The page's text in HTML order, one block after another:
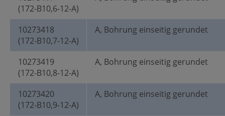
(172-B10,6-12-A)
10273418
(172-B10,7-12-A)
A, Bohrung einseitig gerundet
10273419
(172-B10,8-12-A)
A, Bohrung einseitig gerundet
10273420
(172-B10,9-12-A)
A, Bohrung einseitig gerundet